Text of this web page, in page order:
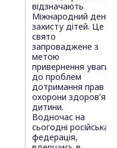
відзначають
Міжнародний день
захисту дітей. Це
свято
запроваджене з
метою
привернення уваги
до проблем
дотримання прав і
охорони здоров’я
дитини.
Водночас на
сьогодні російська
федерація,